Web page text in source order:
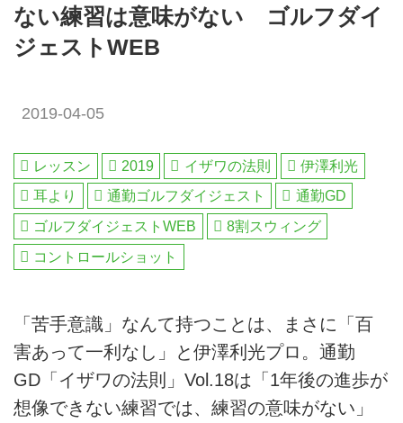
ない練習は意味がない ゴルフダイ
ジェストWEB
2019-04-05
レッスン 2019 イザワの法則
伊澤利光
耳より
通勤ゴルフダイジェスト
通勤GD
ゴルフダイジェストWEB
8割スウィング
コントロールショット
「苦手意識」なんて持つことは、まさに「百
害あって一利なし」と伊澤利光プロ。通勤
GD「イザワの法則」Vol.18は「1年後の進歩が
想像できない練習では、練習の意味がない」